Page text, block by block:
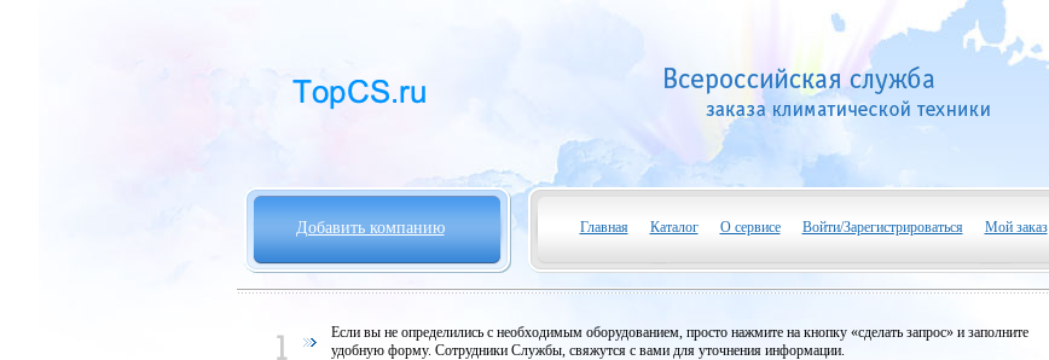
Добавить компанию Главная Каталог О сервисе Войти/Зарегистрироваться Мой заказ
Если вы не определились с необходимым оборудованием, просто нажмите на кнопку «сделать запрос» и заполните
удобную форму. Сотрудники Службы, свяжутся с вами для уточнения информации.